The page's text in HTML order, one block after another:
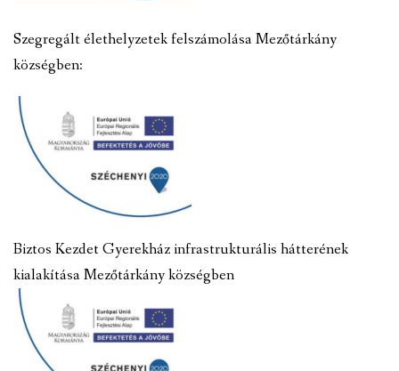
Szegregált élethelyzetek felszámolása Mezőtárkány
községben:
Biztos Kezdet Gyerekház infrastrukturális hátterének
kialakítása Mezőtárkány községben